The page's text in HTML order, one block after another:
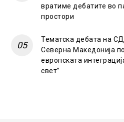
вратиме дебатите во
простори
Тематска дебата на
Северна Македонија
европската
свет”